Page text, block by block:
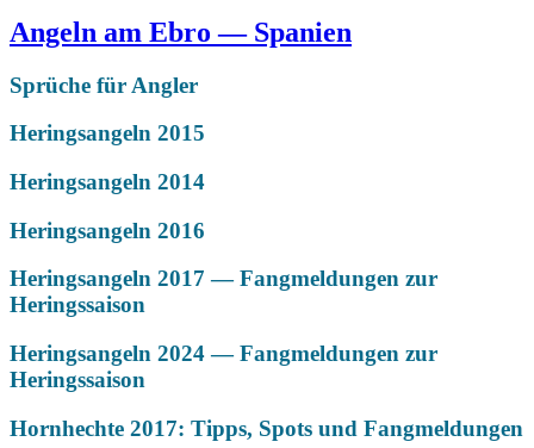
Angeln am Ebro — Spanien
Sprüche für Angler
Heringsangeln 2015
Heringsangeln 2014
Heringsangeln 2016
Heringsangeln 2017 — Fangmeldungen zur
Heringssaison
Heringsangeln 2024 — Fangmeldungen zur
Heringssaison
Hornhechte 2017: Tipps, Spots und Fangmeldungen